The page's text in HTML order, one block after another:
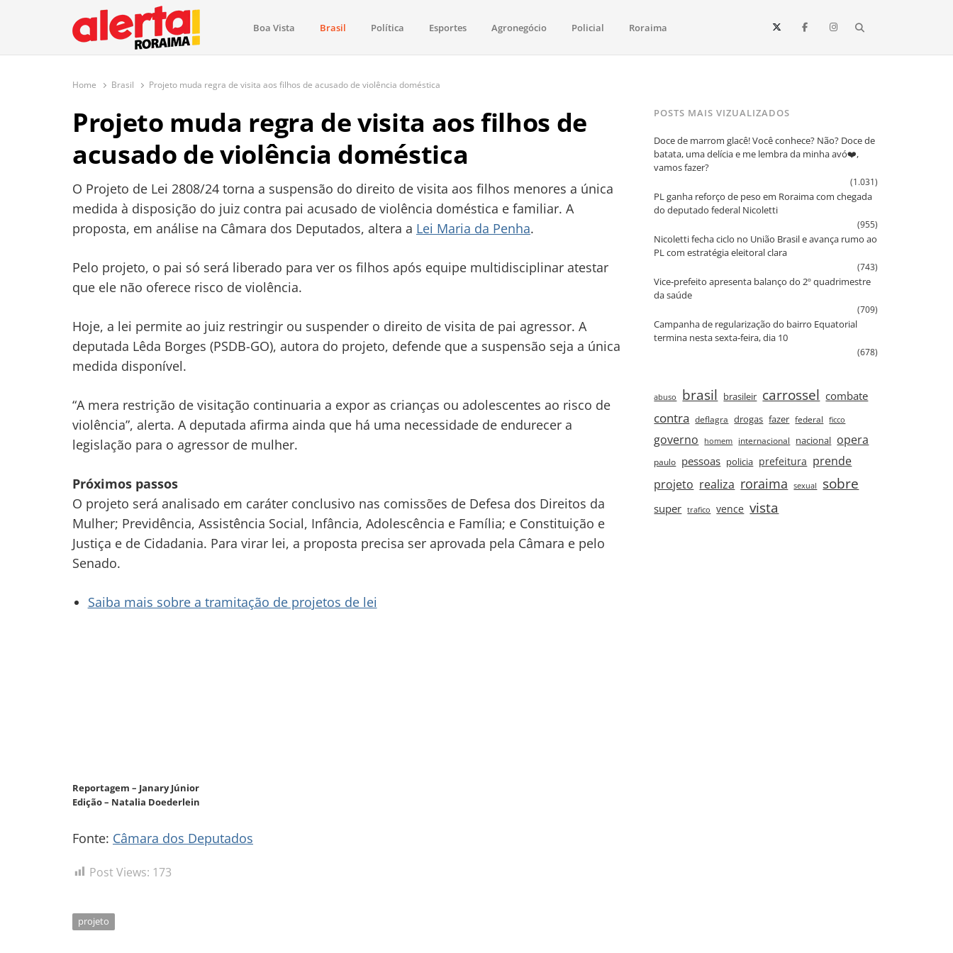
O maior portal de notícias de Roraima
O Alerta Roraima é seu portal de notícias completo sobre política, saúde, esportes, economia e os principais acontecimentos de Boa Vista e todo o estado de Roraima. Fique sempre informado
Boa Vista Brasil Política Esportes Agronegócio Policial Roraima
Home Brasil Projeto muda regra de visita aos filhos de acusado de violência doméstica
Projeto muda regra de visita aos filhos de
acusado de violência doméstica
O Projeto de Lei 2808/24 torna a suspensão do direito de visita aos filhos menores a única
medida à disposição do juiz contra pai acusado de violência doméstica e familiar. A
proposta, em análise na Câmara dos Deputados, altera a Lei Maria da Penha.
Pelo projeto, o pai só será liberado para ver os filhos após equipe multidisciplinar atestar
que ele não oferece risco de violência.
Hoje, a lei permite ao juiz restringir ou suspender o direito de visita de pai agressor. A
deputada Lêda Borges (PSDB-GO), autora do projeto, defende que a suspensão seja a única
medida disponível.
“A mera restrição de visitação continuaria a expor as crianças ou adolescentes ao risco de
violência”, alerta. A deputada afirma ainda que há uma necessidade de endurecer a
legislação para o agressor de mulher.
Próximos passos
O projeto será analisado em caráter conclusivo nas comissões de Defesa dos Direitos da
Mulher; Previdência, Assistência Social, Infância, Adolescência e Família; e Constituição e
Justiça e de Cidadania. Para virar lei, a proposta precisa ser aprovada pela Câmara e pelo
Senado.
Saiba mais sobre a tramitação de projetos de lei
Reportagem – Janary Júnior
Edição – Natalia Doederlein
Fonte: Câmara dos Deputados
Post Views: 173
projeto
Navegação
POSTS MAIS VIZUALIZADOS
Doce de marrom glacê! Você conhece? Não? Doce de
batata, uma delícia e me lembra da minha avó❤️,
vamos fazer?
(1.031)
PL ganha reforço de peso em Roraima com chegada
do deputado federal Nicoletti
(955)
Nicoletti fecha ciclo no União Brasil e avança rumo ao
PL com estratégia eleitoral clara
(743)
Vice‑prefeito apresenta balanço do 2º quadrimestre
da saúde
(709)
Campanha de regularização do bairro Equatorial
termina nesta sexta‑feira, dia 10
(678)
abuso brasil brasileir carrossel combate
contra deflagra drogas fazer federal ficco
governo homem internacional nacional opera
paulo pessoas policia prefeitura prende
projeto realiza roraima sexual sobre
super trafico vence vista